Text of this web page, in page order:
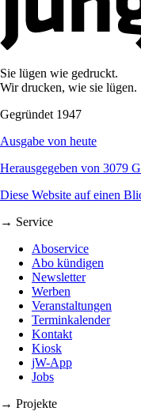
Sie lügen wie gedruckt.
Wir drucken, wie sie lügen.
Gegründet 1947
Ausgabe von heute
Herausgegeben von 3079
Diese Website auf einen
→ Service
Aboservice
Abo kündigen
Newsletter
Werben
Veranstaltungen
Terminkalender
Kontakt
Kiosk
jW-App
Jobs
→ Projekte